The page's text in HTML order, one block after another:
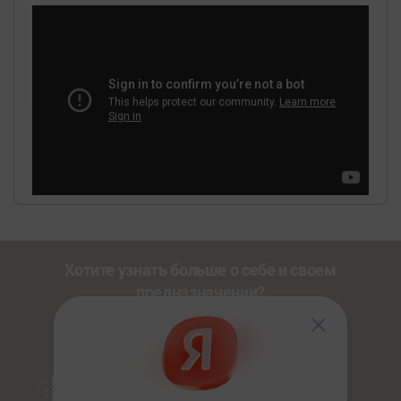
Познакомьтесь с другими нашими сервисами со
по промокоду